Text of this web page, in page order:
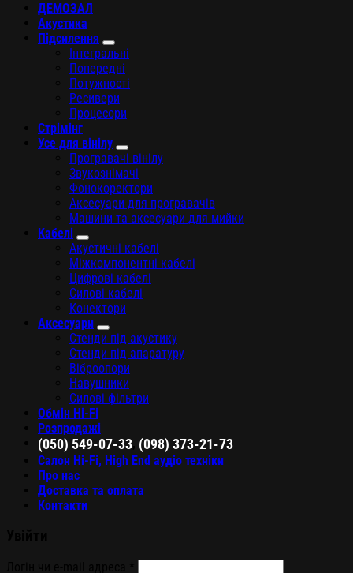
ДЕМОЗАЛ
Акустика
Підсилення
Інтегральні
Попередні
Потужності
Ресивери
Процесори
Стрімінг
Усе для вінілу
Програвачі вінілу
Звукознімачі
Фонокоректори
Аксесуари для програвачів
Машини та аксесуари для мийки
Кабелі
Акустичні кабелі
Міжкомпонентні кабелі
Цифрові кабелі
Силові кабелі
Конектори
Аксесуари
Стенди під акустику
Стенди під апаратуру
Віброопори
Навушники
Силові фільтри
Обмін Hi-Fi
Розпродажі
(050) 549-07-33 (098) 373-21-73
Салон Hi-Fi, High End аудіо техніки
Про нас
Доставка та оплата
Контакти